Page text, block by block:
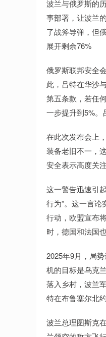
波兰与俄罗斯的
事部署，让波兰
了战斧导弹，但
展开剩余76%
俄罗斯联邦安全
此，吕特在华沙
第五条款，若任
一步提升到5%。
在此次发布会上
装备老旧不一，
安全表示高度关注
这一警告迅速引
行为”。这一言
行动，欧盟宣布
时，德国和法国
2025年9月，局
机的目标是乌克
落入乡村，波兰
特在布鲁塞尔北
波兰总理图斯克